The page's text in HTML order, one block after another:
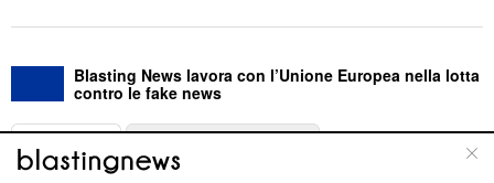
Blasting News lavora con l’Unione Europea nella lotta
contro le fake news
ABOUT